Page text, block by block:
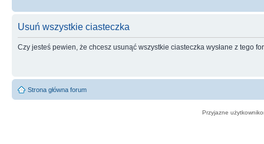
Usuń wszystkie ciasteczka
Czy jesteś pewien, że chcesz usunąć wszystkie ciasteczka wysłane z tego
Strona główna forum
Przyjazne